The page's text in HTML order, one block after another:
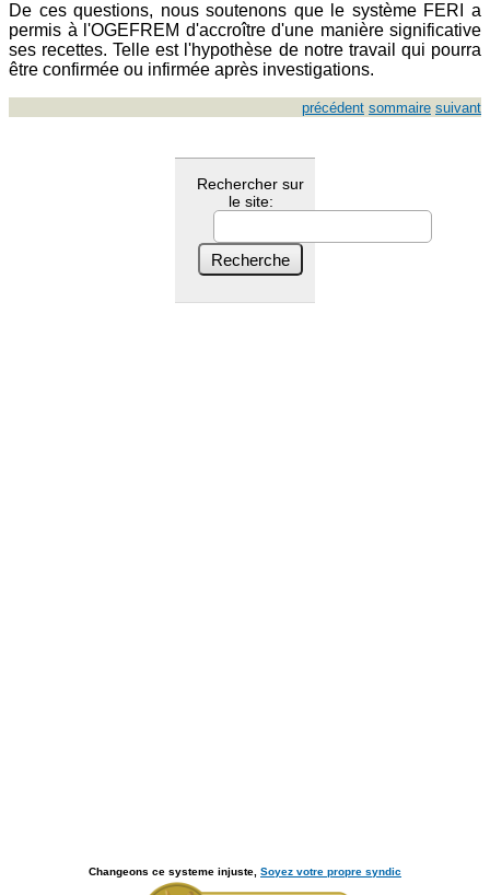
De ces questions, nous soutenons que le système FERI a
permis à l'OGEFREM d'accroître d'une manière significative
ses recettes. Telle est l'hypothèse de notre travail qui pourra
être confirmée ou infirmée après investigations.
précédent sommaire suivant
Rechercher sur
le site:
Changeons ce systeme injuste, Soyez votre propre syndic